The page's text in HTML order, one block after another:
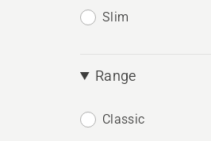
Slim
Range
Classic